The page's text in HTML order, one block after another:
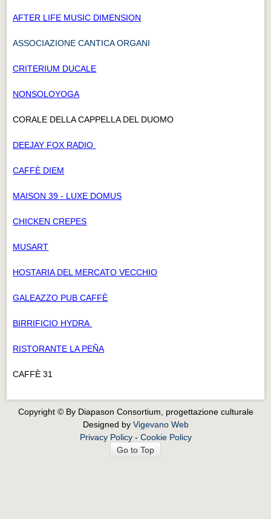
AFTER LIFE MUSIC DIMENSION
ASSOCIAZIONE CANTICA ORGANI
CRITERIUM DUCALE
NONSOLOYOGA
CORALE DELLA CAPPELLA DEL DUOMO
DEEJAY FOX RADIO
CAFFÈ DIEM
MAISON 39 - LUXE DOMUS
CHICKEN CREPES
MUSART
HOSTARIA DEL MERCATO VECCHIO
GALEAZZO PUB CAFFÈ
BIRRIFICIO HYDRA
RISTORANTE LA PEÑA
CAFFÈ 31
Copyright © By Diapason Consortium, progettazione culturale
Designed by Vigevano Web
Privacy Policy- Cookie Policy
Go to Top